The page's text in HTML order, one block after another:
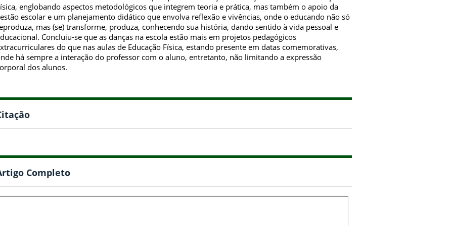
englobando aspectos metodológicos que integrem teoria e prática, mas também o apoio da
escolar e um planejamento didático que envolva reflexão e vivências, onde o educando não só
mas (se) transforme, produza, conhecendo sua história, dando sentido à vida pessoal e
Concluiu-se que as danças na escola estão mais em projetos pedagógicos
do que nas aulas de Educação Física, estando presente em datas comemorativas,
há sempre a interação do professor com o aluno, entretanto, não limitando a expressão
dos alunos.
Completo